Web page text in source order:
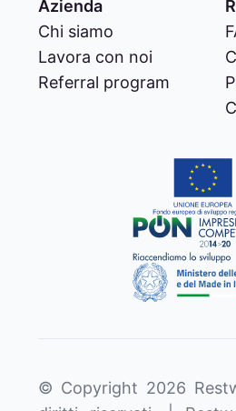
Azienda
Chi siamo
Lavora con noi
Referral program
© Copyright 2026